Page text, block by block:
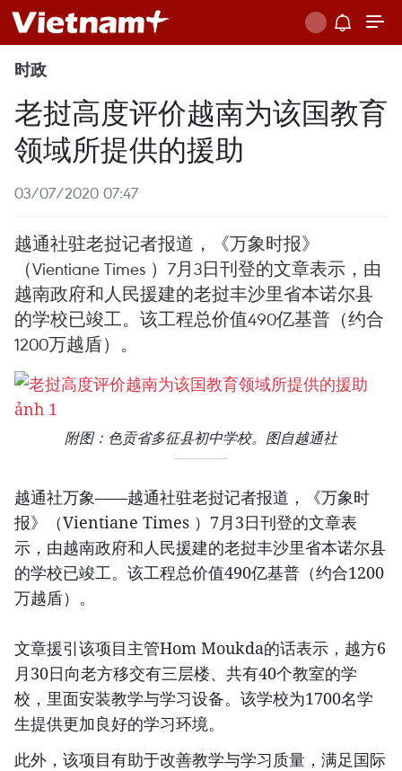
时政
老挝高度评价越南为该国教育
领域所提供的援助
03/07/2020 07:47
越通社驻老挝记者报道，《万象时报》
（Vientiane Times ）7月3日刊登的文章表示，由
越南政府和人民援建的老挝丰沙里省本诺尔县
的学校已竣工。该工程总价值490亿基普（约合
1200万越盾）。
附图：色贡省多征县初中学校。图自越通社
越通社万象——越通社驻老挝记者报道，《万象时
报》（Vientiane Times ）7月3日刊登的文章表
示，由越南政府和人民援建的老挝丰沙里省本诺尔县
的学校已竣工。该工程总价值490亿基普（约合1200
万越盾）。
文章援引该项目主管Hom Moukda的话表示，越方6
月30日向老方移交有三层楼、共有40个教室的学
校，里面安装教学与学习设备。该学校为1700名学
生提供更加良好的学习环境。
此外，该项目有助于改善教学与学习质量，满足国际